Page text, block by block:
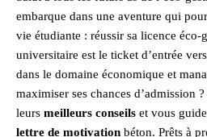
embarque dans une aventure qui
vie étudiante : réussir sa licence éco-
universitaire est le ticket d’entrée
dans le domaine économique et
maximiser ses chances d’admission
leurs meilleurs conseils et vous
lettre de motivation béton. Prêts à